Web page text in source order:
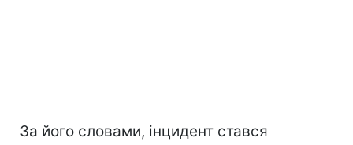
За його словами, інцидент стався